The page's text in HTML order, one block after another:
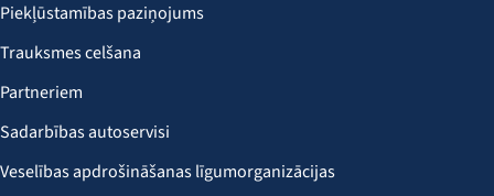
Piekļūstamības paziņojums
Trauksmes celšana
Partneriem
Sadarbības autoservisi
Veselības apdrošināšanas līgumorganizācijas